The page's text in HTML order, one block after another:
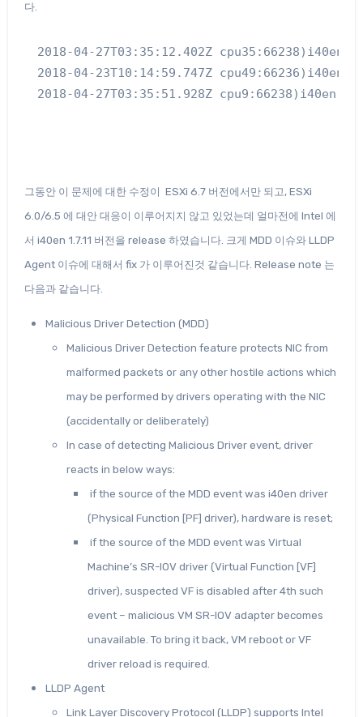
다.
2018-04-27T03:35:12.402Z
2018-04-23T10:14:59.747Z
그동안 이 문제에 대한 수정이 ESXi 6.7 버전에서만 되고, ESXi
6.0/6.5 에 대안 대응이 이루어지지 않고 있었는데 얼마전에 Intel 에
서 i40en 1.7.11 버전을 release 하였습니다. 크게 MDD 이슈와 LLDP
Agent 이슈에 대해서 fix 가 이루어진것 같습니다. Release note 는
다음과 같습니다.
Malicious Driver Detection (MDD)
Malicious Driver Detection feature protects NIC from
malformed packets or any other hostile actions which
may be performed by drivers operating with the NIC
(accidentally or deliberately)
In case of detecting Malicious Driver event, driver
reacts in below ways:
if the source of the MDD event was i40en driver
(Physical Function [PF] driver), hardware is reset;
if the source of the MDD event was Virtual
Machine’s SR-IOV driver (Virtual Function [VF]
driver), suspected VF is disabled after 4th such
event – malicious VM SR-IOV adapter becomes
unavailable. To bring it back, VM reboot or VF
driver reload is required.
LLDP Agent
Link Layer Discovery Protocol (LLDP) supports Intel